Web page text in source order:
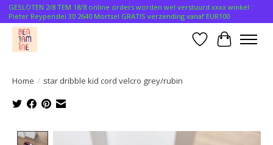
GESLOTEN 2/8 TEM 18/8 online orders worden wel verstuurd xxxx winkel :
Pieter Reypenslei 30 2640 Mortsel GRATIS verzending vanaf EUR100
Verlanglijst
Home / star dribble kid cord velcro grey/rubin
Product image slideshow Items